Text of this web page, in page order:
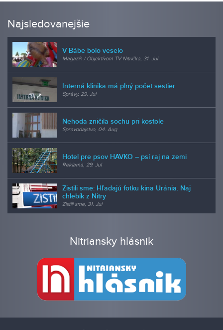
Najsledovanejšie
V Bábe bolo veselo
Magazín / Objektívom TV Nitrička, 31. Jul
Interná klinika má plný počet sestier
Správy, 29. Jul
Nehoda zničila sochu pri kostole
Spravodajstvo, 04. Aug
Hotel pre psov HAVKO – psí raj na zemi
Reklama, 29. Jul
Zistili sme: Hľadajú fotku kina Uránia. Naj
chlebík z Nitry
Zistili sme, 31. Jul
Nitriansky hlásnik